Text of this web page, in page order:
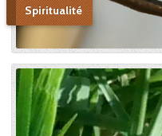
Spiritualité